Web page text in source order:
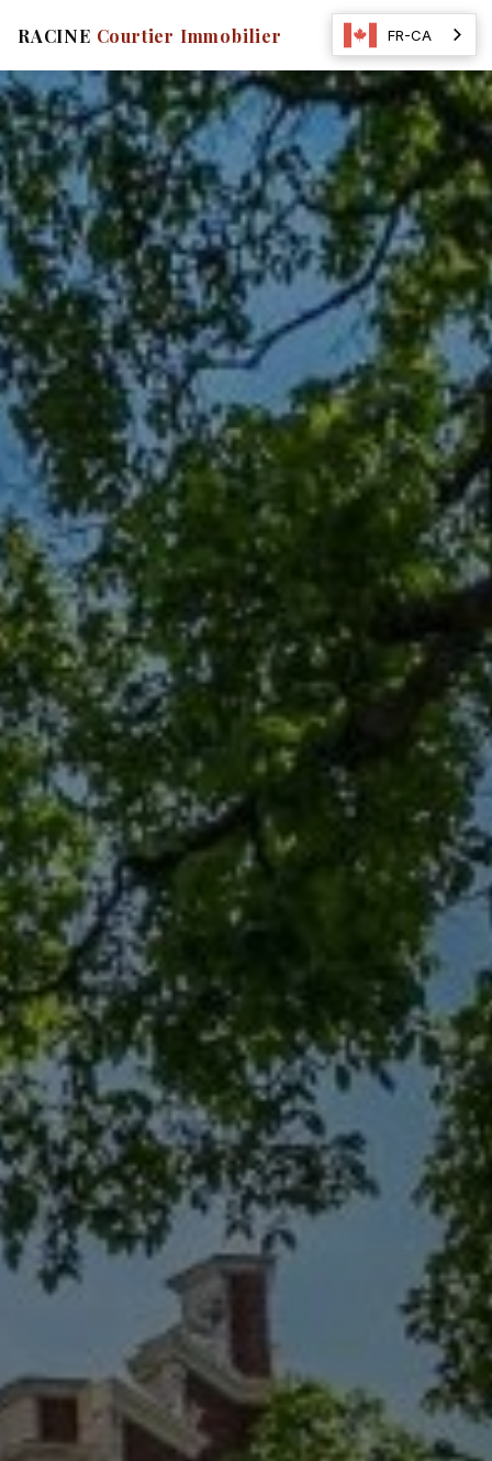
RACINE Courtier Immobilier ☰
FR-CA